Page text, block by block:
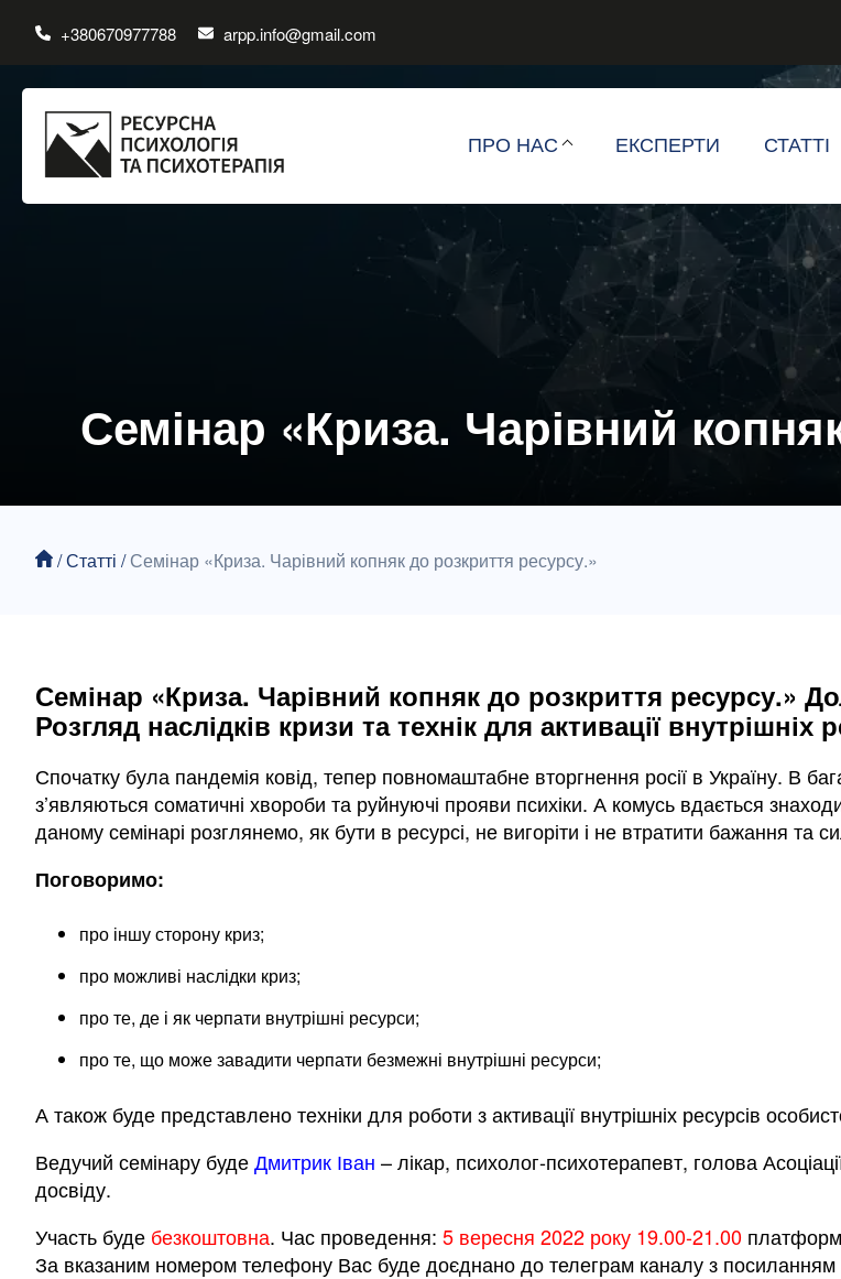
+380670977788 arpp.info@gmail.com
ПРО НАС ЕКСПЕРТИ СТАТТІ
Семінар «Криза. Чарівний
/Статті /Семінар «Криза. Чарівний копняк до розкриття ресурсу.»
Семінар «Криза. Чарівний копняк до розкриття ресурсу.»
Розгляд наслідків кризи та технік для активації внутрішніх
Спочатку була пандемія ковід, тепер повномаштабне вторгнення росії в Україну. В
з’являються соматичні хвороби та руйнуючі прояви психіки. А комусь вдається
даному семінарі розглянемо, як бути в ресурсі, не вигоріти і не втратити бажання та
Поговоримо:
про іншу сторону криз;
про можливі наслідки криз;
про те, де і як черпати внутрішні ресурси;
про те, що може завадити черпати безмежні внутрішні ресурси;
А також буде представлено техніки для роботи з активації внутрішніх ресурсів
Ведучий семінару будеДмитрик Іван –лікар, психолог-психотерапевт, голова
досвіду.
Участь буде безкоштовна. Час проведення: 5 вересня 2022 року 19.00-21.00
За вказаним номером телефону Вас буде доєднано до телеграм каналу з посиланням